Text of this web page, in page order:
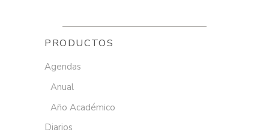
PRODUCTOS
Agendas
Anual
Año Académico
Diarios